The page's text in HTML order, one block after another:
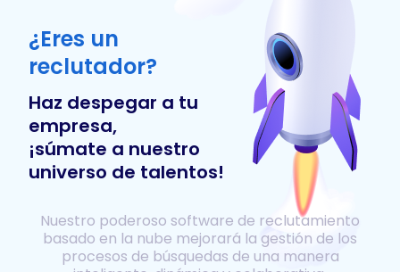
¿Eres un
reclutador?
Haz despegar a tu
empresa,
¡súmate a nuestro
universo de talentos!
Nuestro poderoso software de reclutamiento
basado en la nube mejorará la gestión de los
procesos de búsquedas de una manera